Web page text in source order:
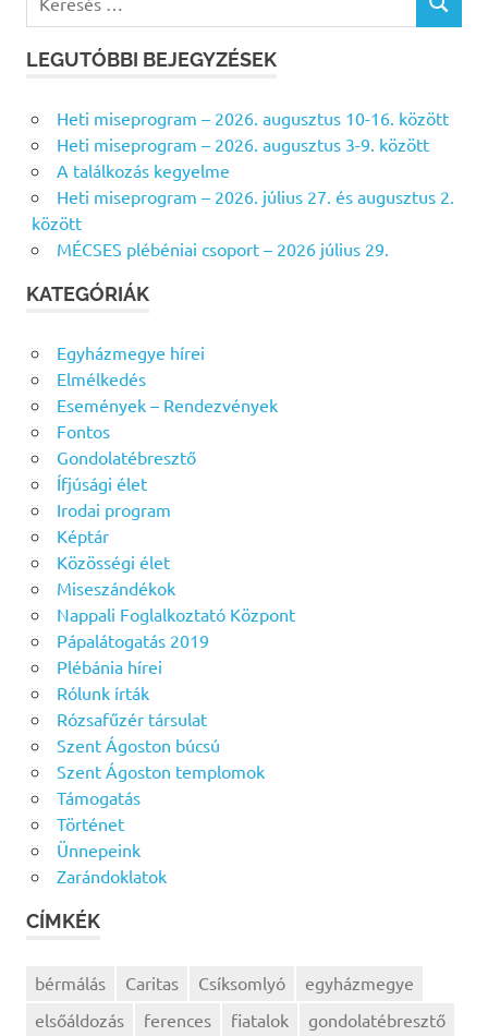
e
é
s
f
o
K
É
LEGUTÓBBI BEJEGYZÉSEK
Heti miseprogram – 2026. augusztus 10-16. között
Heti miseprogram – 2026. augusztus 3-9. között
A találkozás kegyelme
Heti miseprogram – 2026. július 27. és augusztus 2.
között
MÉCSES plébéniai csoport – 2026 július 29.
KATEGÓRIÁK
Egyházmegye hírei
Elmélkedés
Események – Rendezvények
Fontos
Gondolatébresztő
Ífjúsági élet
Irodai program
Képtár
Közösségi élet
Miseszándékok
Nappali Foglalkoztató Központ
Pápalátogatás 2019
Plébánia hírei
Rólunk írták
Rózsafűzér társulat
Szent Ágoston búcsú
Szent Ágoston templomok
Támogatás
Történet
Ünnepeink
Zarándoklatok
CÍMKÉK
bérmálás Caritas Csíksomlyó
egyházmegye
elsőáldozás
ferences fiatalok gondolatébresztő